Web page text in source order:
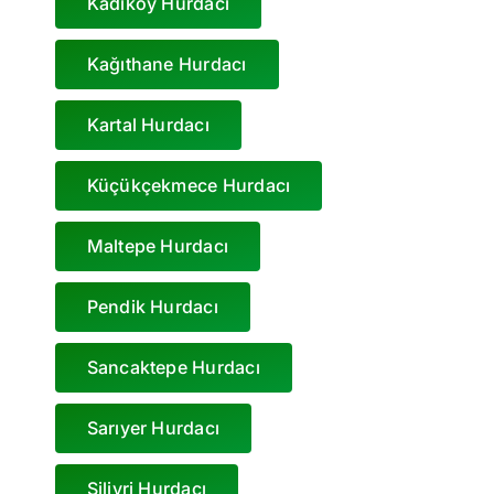
Kağıthane Hurdacı
Kartal Hurdacı
Küçükçekmece Hurdacı
Maltepe Hurdacı
Pendik Hurdacı
Sancaktepe Hurdacı
Sarıyer Hurdacı
Silivri Hurdacı